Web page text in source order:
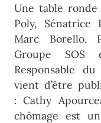
Une table ronde
Poly, Sénatrice
Marc Borello,
Groupe SOS
Responsable
vient d’être
: Cathy
chômage est